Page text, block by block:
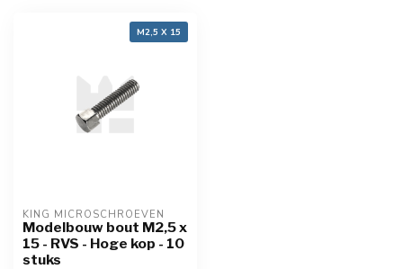
M2,5 X 15
KING MICROSCHROEVEN
Modelbouw bout M2,5 x
15 - RVS - Hoge kop - 10
stuks